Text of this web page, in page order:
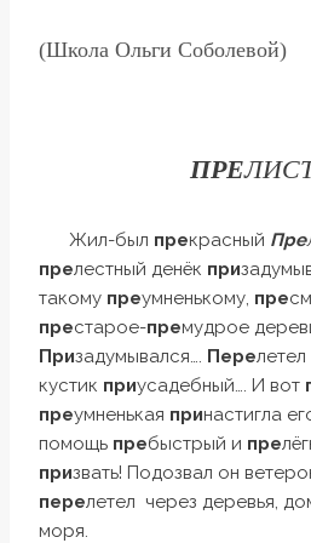
(Школа Ольги Соболевой)
ПРЕ
Жил-был прекрасный Пре
прелестный денёк при
такому преумненькому, пре
престарое-премудрое
Призадумывался…. Пере
кустик приусадебный…. И вот
преумненькая принастигла
помощь пребыстрый и пре
призвать! Подозвал он
перелетел через деревья,
моря.